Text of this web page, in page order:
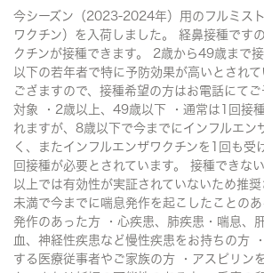
今シーズン（2023-2024年）用のフルミス
ワクチン）を入荷しました。 経鼻接種です
クチンが接種できます。 2歳から49歳まで
以下の若年者で特に予防効果が高いとされ
ござますので、接種希望の方はお電話にて
対象 ・2歳以上、49歳以下 ・通常は1回接
れますが、8歳以下で今までにインフルエン
く、またインフルエンザワクチンを1回も受
回接種が必要とされています。 接種できな
以上では有効性が実証されていないため推
未満で今までに喘息発作を起こしたことの
発作のあった方 ・心疾患、肺疾患・喘息、
血、神経性疾患など慢性疾患をお持ちの方
する医療従事者やご家族の方 ・アスピリン